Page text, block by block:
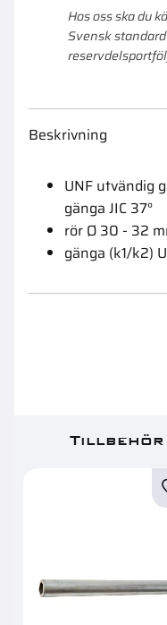
Hos oss ska du
Svensk
Beskrivning
UNF utvändig
gänga JIC 37°
rör Ø 30 - 32
gänga (k1/k2)
Tillbehör